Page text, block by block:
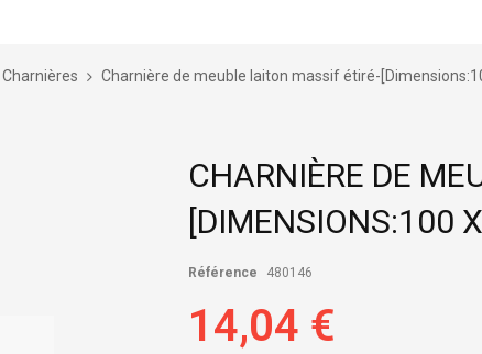
Charnières Charnière de meuble laiton massif étiré-
CHARNIÈRE DE
[DIMENSIONS:100
Référence 480146
14,04 €